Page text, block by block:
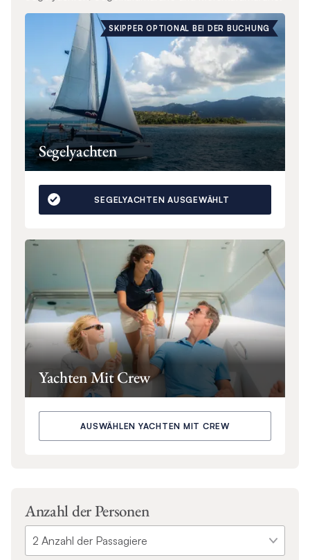
SKIPPER OPTIONAL BEI DER BUCHUNG
Segelyachten
SEGELYACHTEN AUSGEWÄHLT
Yachten Mit Crew
AUSWÄHLEN YACHTEN MIT CREW
Anzahl der Personen